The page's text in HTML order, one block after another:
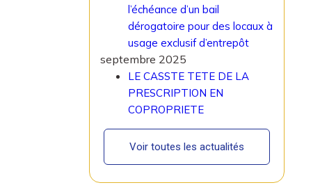
l’échéance d’un bail
dérogatoire pour des locaux à
usage exclusif d’entrepôt
septembre 2025
LE CASSTE TETE DE LA
PRESCRIPTION EN
COPROPRIETE
Voir toutes les actualités